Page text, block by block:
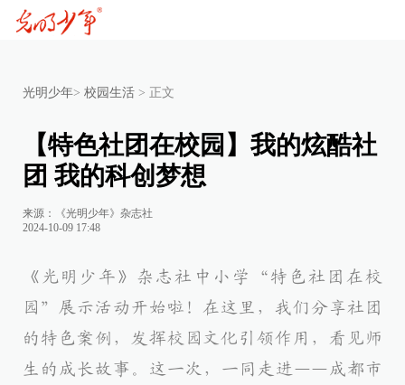
光明少年> 校园生活 > 正文
【特色社团在校园】我的炫酷社
团 我的科创梦想
来源：《光明少年》杂志社
2024-10-09 17:48
《光明少年》杂志社中小学“特色社团在校
园”展示活动开始啦！在这里，我们分享社团
的特色案例，发挥校园文化引领作用，看见师
生的成长故事。这一次，一同走进——成都市